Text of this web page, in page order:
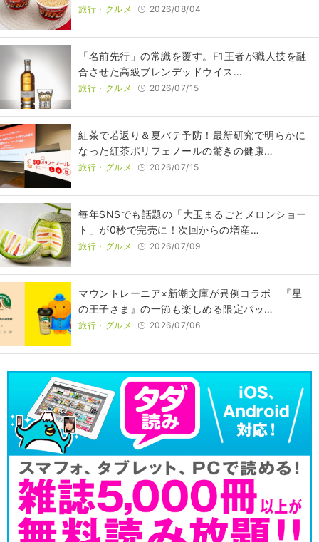
旅行・グルメ 2026/08/04
​​「名前先行」の常識を覆す。F1王者が職人技を融
合させた高級ブレンデッドウイス…
旅行・グルメ 2026/07/15
紅茶で若返り＆夏バテ予防！最新研究で明らかに
なった紅茶ポリフェノールの驚きの健康…
旅行・グルメ 2026/07/15
毎年SNSでも話題の「大玉まるごとメロンショー
ト」が0秒で完売に！次回からの増産…
旅行・グルメ 2026/07/09
マウントレーニア×新潮文庫が異例コラボ 『星
の王子さま』の一節も楽しめる限定パッ…
旅行・グルメ 2026/07/06